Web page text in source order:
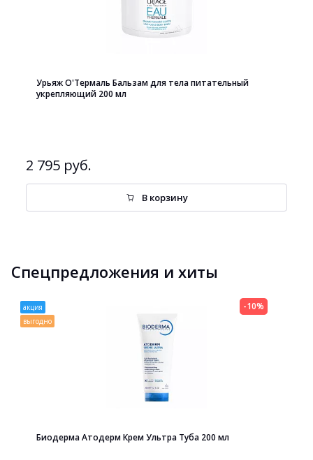
Урьяж О'Термаль Бальзам для тела питательный
укрепляющий 200 мл
2 795 руб.
В корзину
Спецпредложения и хиты
акция
выгодно
Биодерма Атодерм Крем Ультра Туба 200 мл
-10%